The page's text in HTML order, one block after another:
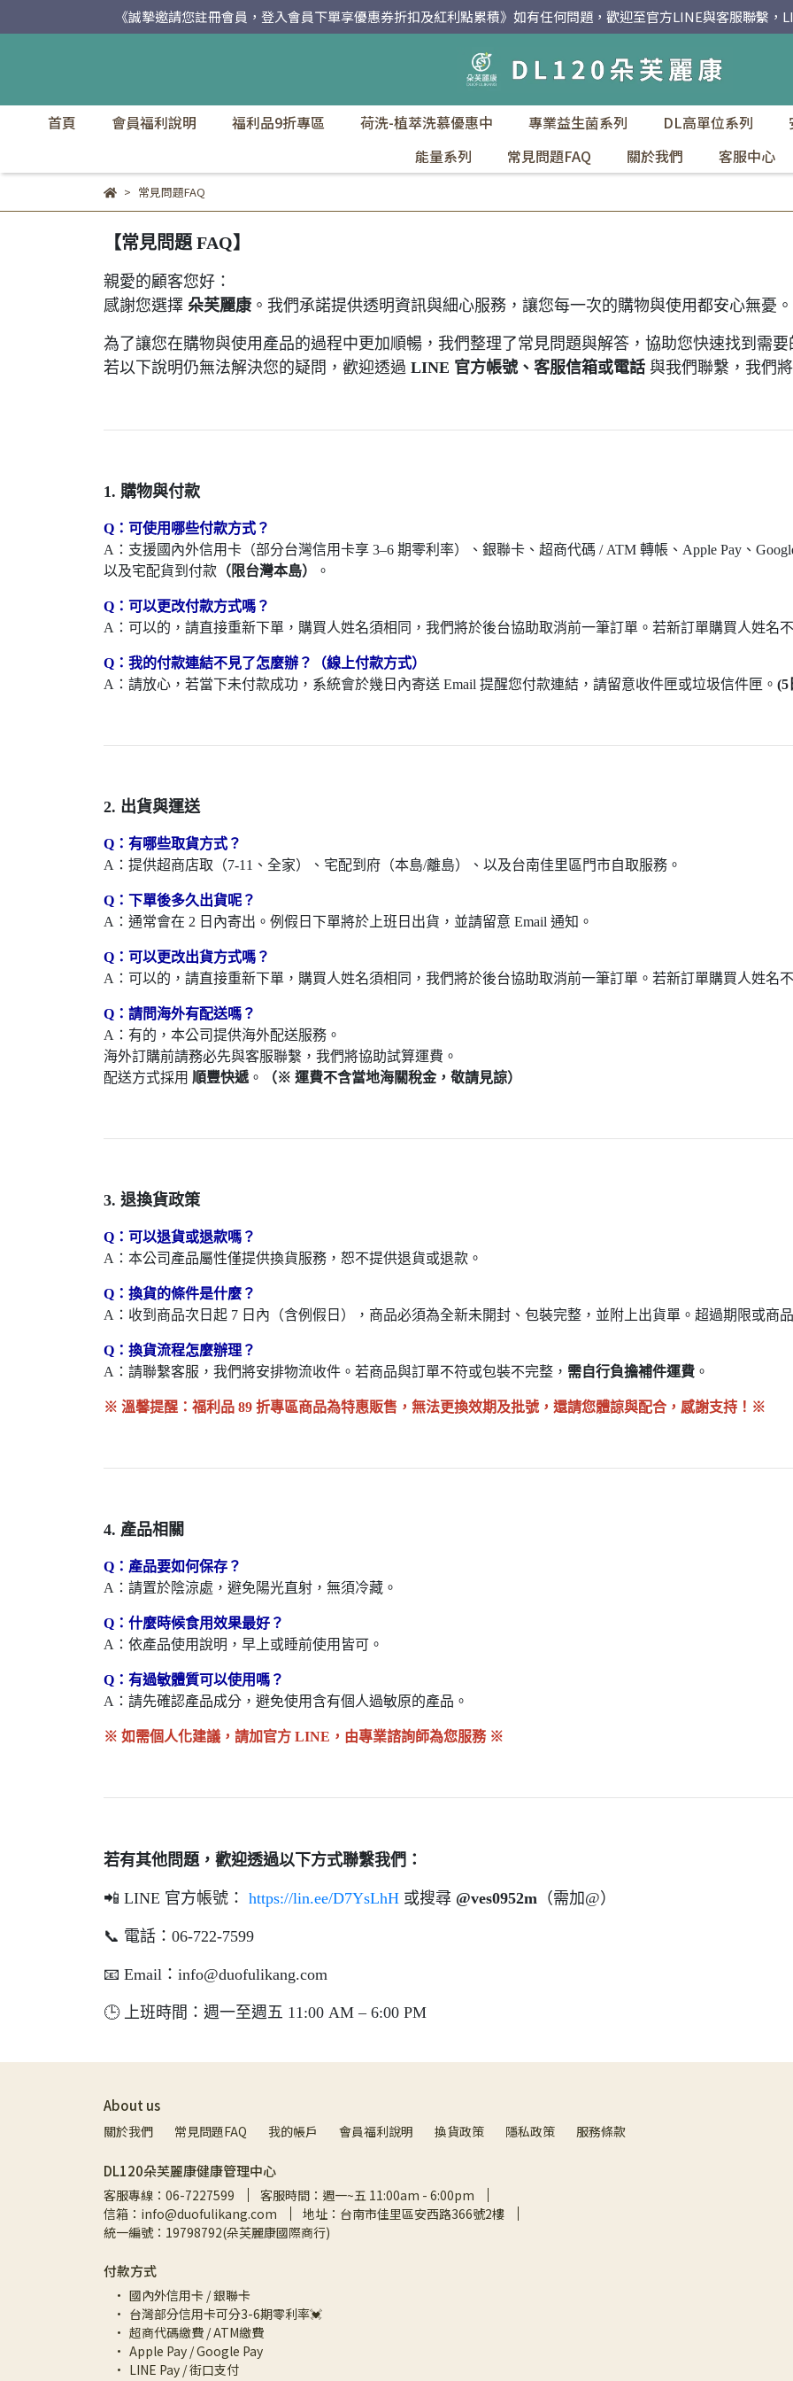
《誠摯邀請您註冊會員，登入會員下單享優惠券折扣及紅利點累積》如有任何問題，歡迎至官方LINE與客服聯繫
首頁 會員福利說明 福利品9折專區 荷洗-植萃洗慕優惠中 專業益生菌系列 DL高單位系列
能量系列
常見問題FAQ 關於我們 客服中心
常見問題FAQ
【常見問題 FAQ】
親愛的顧客您好：
感謝您選擇 朵芙麗康 。 我們承諾提供透明資訊與細心服務，讓您每一次的購物與使用都安心無憂。
為了讓您在購物與使用產品的過程中更加順暢，我們整理了常見問題與解答，協助您快速找到需要
若以下說明仍無法解決您的疑問，歡迎透過 LINE 官方帳號、客服信箱或電話 與我們聯繫，我們
1. 購物與付款
Q：可使用哪些付款方式？
A：支援國內外信用卡（部分台灣信用卡享 3–6 期零利率）、銀聯卡、超商代碼 / ATM 轉帳、Apple Pay、
以及宅配貨到付款 （限台灣本島） 。
Q：可以更改付款方式嗎？
A：可以的，請直接重新下單，購買人姓名須相同，我們將於後台協助取消前一筆訂單。若新訂單購買人姓名
Q：我的付款連結不見了怎麼辦？（線上付款方式）
A：請放心，若當下未付款成功，系統會於幾日內寄送 Email 提醒您付款連結，請留意收件匣或垃圾信件匣。 (5
2. 出貨與運送
Q：有哪些取貨方式？
A：提供超商店取（7-11、全家）、宅配到府（本島/離島）、以及台南佳里區門市自取服務。
Q：下單後多久出貨呢？
A：通常會在 2 日內寄出。例假日下單將於上班日出貨，並請留意 Email 通知。
Q：可以更改出貨方式嗎？
A：可以的，請直接重新下單，購買人姓名須相同，我們將於後台協助取消前一筆訂單。若新訂單購買人姓名
Q：請問海外有配送嗎？
A：有的，本公司提供海外配送服務。
海外訂購前請務必先與客服聯繫，我們將協助試算運費。
配送方式採用 順豐快遞 。 （※ 運費不含當地海關稅金，敬請見諒）
3. 退換貨政策
Q：可以退貨或退款嗎？
A：本公司產品屬性僅提供換貨服務，恕不提供退貨或退款。
Q：換貨的條件是什麼？
A：收到商品次日起 7 日內（含例假日），商品必須為全新未開封、包裝完整，並附上出貨單。超過期限或商
Q：換貨流程怎麼辦理？
A：請聯繫客服，我們將安排物流收件。若商品與訂單不符或包裝不完整， 需自行負擔補件運費 。
※ 溫馨提醒：福利品 89 折專區商品為特惠販售，無法更換效期及批號，還請您體諒與配合，感謝支持！※
4. 產品相關
Q：產品要如何保存？
A：請置於陰涼處，避免陽光直射，無須冷藏。
Q：什麼時候食用效果最好？
A：依產品使用說明，早上或睡前使用皆可。
Q：有過敏體質可以使用嗎？
A：請先確認產品成分，避免使用含有個人過敏原的產品。
※ 如需個人化建議，請加官方 LINE，由專業諮詢師為您服務 ※
若有其他問題，歡迎透過以下方式聯繫我們：
📲 LINE 官方帳號： https://lin.ee/D7YsLhH 或搜尋 @ves0952m （需加@）
📞 電話：06-722-7599
📧 Email： info@duofulikang.com
🕒 上班時間：週一至週五 11:00 AM – 6:00 PM
About us
關於我們 常見問題FAQ 我的帳戶 會員福利說明 換貨政策 隱私政策 服務條款
DL120朵芙麗康健康管理中心
客服專線：06-7227599
客服時間：週一~五 11:00am - 6:00pm
信箱：info@duofulikang.com
地址：台南市佳里區安西路366號2樓
統一編號：19798792(朵芙麗康國際商行)
付款方式
國內外信用卡 / 銀聯卡
台灣部分信用卡可分3-6期零利率💓
超商代碼繳費 / ATM繳費
Apple Pay / Google Pay
LINE Pay / 街口支付